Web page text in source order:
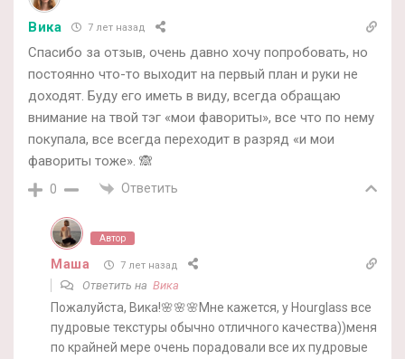
Вика 7 лет назад
Спасибо за отзыв, очень давно хочу попробовать, но
постоянно что-то выходит на первый план и руки не
доходят. Буду его иметь в виду, всегда обращаю
внимание на твой тэг «мои фавориты», все что по нему
покупала, все всегда переходит в разряд «и мои
фавориты тоже». 🙈
0 Ответить
Автор
Маша 7 лет назад
Ответить на Вика
Пожалуйста, Вика!🌸🌸🌸Мне кажется, у Hourglass все
пудровые текстуры обычно отличного качества))меня
по крайней мере очень порадовали все их пудровые